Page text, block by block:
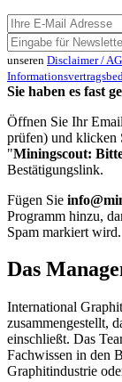
unseren Disclaimer /
Sie haben es fast
Öffnen Sie Ihr
prüfen) und klicken
"Miningscout:
Bestätigungslink.
Fügen Sie
Programm hinzu,
Spam markiert wird.
Das
International
zusammengestellt,
einschließt. Das
Fachwissen in den
Graphitindustrie